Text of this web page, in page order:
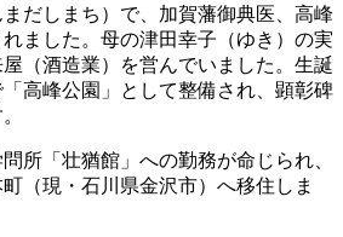
だしまち）で、加賀藩御典医、高峰
ました。母の津田幸子（ゆき）の実
（酒造業）を営んでいました。生誕
高峰公園」として整備され、顕彰碑
所「壮猶館」への勤務が命じられ、
（現・石川県金沢市）へ移住しま